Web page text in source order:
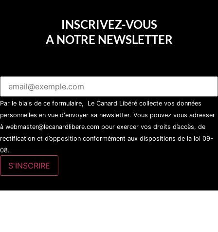
INSCRIVEZ-VOUS
A NOTRE NEWSLETTER
Par le biais de ce formulaire, Le Canard Libéré collecte vos données
personnelles en vue d'envoyer sa newsletter. Vous pouvez vous adresser
à webmaster@lecanardlibere.com pour exercer vos droits d’accès, de
rectification et d’opposition conformément aux dispositions de la loi 09-
08.